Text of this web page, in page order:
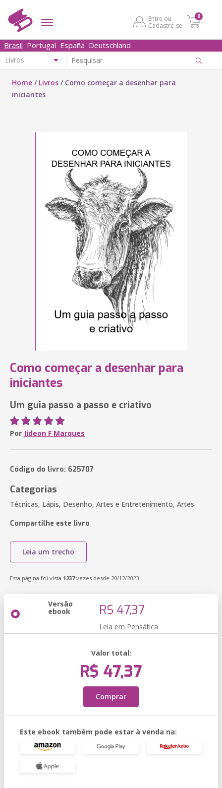
Entre ou
Cadastre-se
0
Brasil Portugal España Deutschland
Home / Livros / Como começar a desenhar para
iniciantes
Como começar a desenhar para
iniciantes
Um guia passo a passo e criativo
Por Jideon F Marques
Código do livro: 625707
Categorias
Técnicas, Lápis, Desenho, Artes e Entretenimento, Artes
Compartilhe este livro
Leia um trecho
Esta página foi vista 1237vezes desde 20/12/2023
Versão
ebook R$ 47,37
Leia em Pensática
Valor total:
R$ 47,37
Comprar
Este ebook também pode estar à venda na: